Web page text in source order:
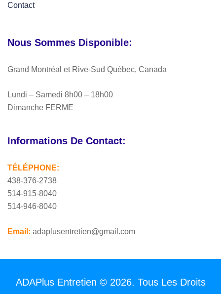
Contact
Nous Sommes Disponible:
Grand Montréal et Rive-Sud Québec, Canada
Lundi – Samedi 8h00 – 18h00
Dimanche FERME
Informations De Contact:
TÉLÉPHONE:
438-376-2738
514-915-8040
514-946-8040
Email: adaplusentretien@gmail.com
ADAPlus Entretien © 2026. Tous Les Droits